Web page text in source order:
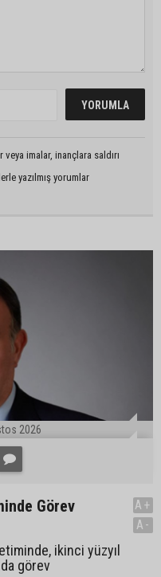
imalar, inançlara saldırı
yazılmış yorumlar
2026
Görev
ikinci yüzyıl
görev
A+
A-